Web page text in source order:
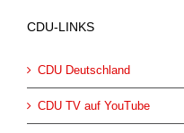
CDU-LINKS
CDU Deutschland
CDU TV auf YouTube